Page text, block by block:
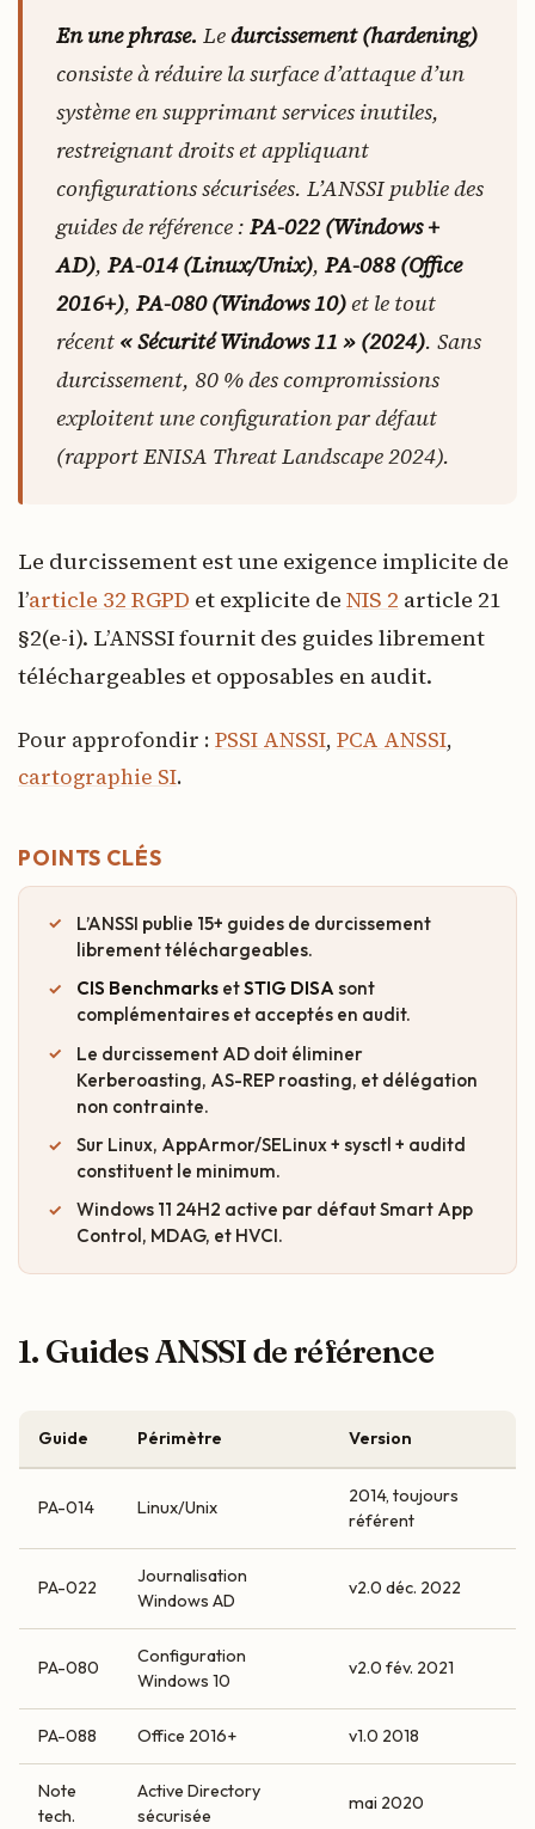
En une phrase. Ledurcissement (hardening)
consiste à réduire la surface d’attaque d’un
système en supprimant services inutiles,
restreignant droits et appliquant
configurations sécurisées. L’ANSSI publie des
guides de référence : PA-022 (Windows +
AD), PA-014 (Linux/Unix), PA-088 (Office
2016+), PA-080 (Windows 10)et le tout
récent « Sécurité Windows 11 » (2024). Sans
durcissement, 80 % des compromissions
exploitent une configuration par défaut
(rapport ENISA Threat Landscape 2024).
Le durcissement est une exigence implicite de
l’article 32 RGPD et explicite de NIS 2 article 21
§2(e-i). L’ANSSI fournit des guides librement
téléchargeables et opposables en audit.
Pour approfondir : PSSI ANSSI, PCA ANSSI,
cartographie SI.
POINTS CLÉS
L’ANSSI publie 15+ guides de durcissement
librement téléchargeables.
CIS Benchmarks etSTIG DISA sont
complémentaires et acceptés en audit.
Le durcissement AD doit éliminer
Kerberoasting, AS-REP roasting, et délégation
non contrainte.
Sur Linux, AppArmor/SELinux + sysctl + auditd
constituent le minimum.
Windows 11 24H2 active par défaut Smart App
Control, MDAG, et HVCI.
1. Guides ANSSI de référence
Guide Périmètre Version
PA-014 Linux/Unix
2014, toujours
référent
PA-022
Journalisation
Windows AD
v2.0 déc. 2022
PA-080
Configuration
Windows 10
v2.0 fév. 2021
PA-088 Office 2016+ v1.0 2018
Note
tech.
Active Directory
sécurisée
mai 2020